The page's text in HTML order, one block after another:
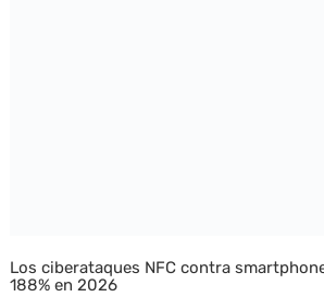
Los ciberataques NFC contra
188% en 2026